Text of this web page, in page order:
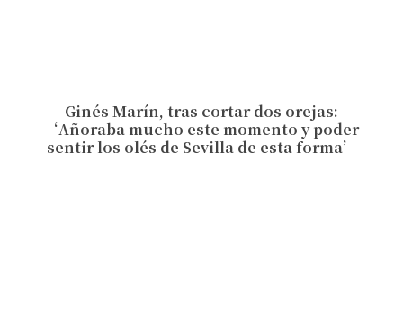
Ginés Marín, tras cortar dos orejas:
‘Añoraba mucho este momento y poder
sentir los olés de Sevilla de esta forma’